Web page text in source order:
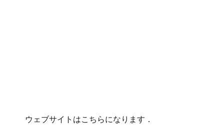
ウェブサイトはこちらになります．